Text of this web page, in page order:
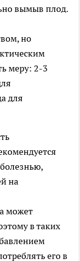
вымыв плод.
но
меру: 2-3
для
на
может
в таких
его в